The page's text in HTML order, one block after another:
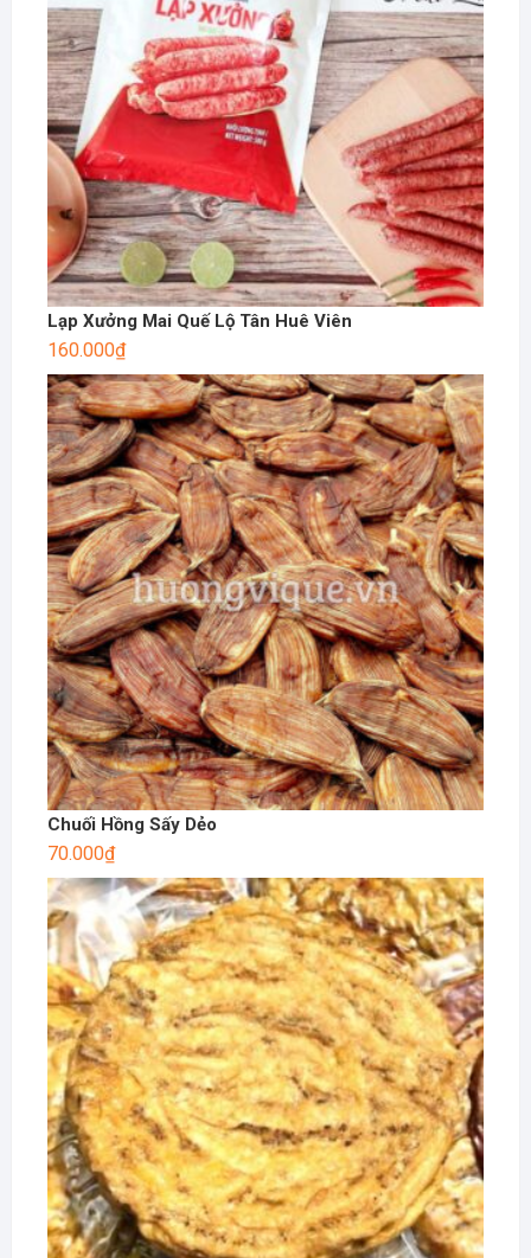
Lạp Xưởng Mai Quế Lộ Tân Huê Viên
160.000₫
Chuối Hồng Sấy Dẻo
70.000₫